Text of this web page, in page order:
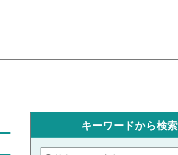
キーワードから検索